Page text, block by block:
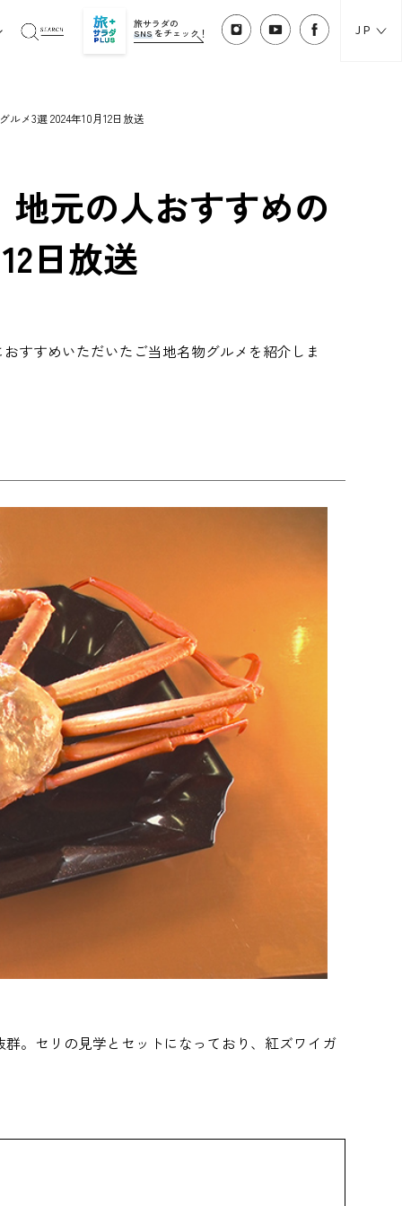
旅サラダの
SNS をチェック！ JP
メ3選 2024年10月12日放送
元の人おすすめの
日放送
すすめいただいたご当地名物グルメを紹介しま
。セリの見学とセットになっており、紅ズワイガ